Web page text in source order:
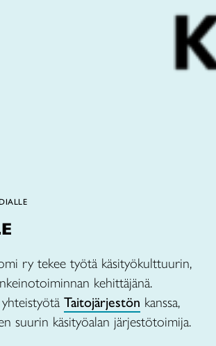
ry tekee työtä käsityökulttuurin,
kehittäjänä.
Taitojärjestön kanssa,
suurin käsityöalan järjestötoimija.